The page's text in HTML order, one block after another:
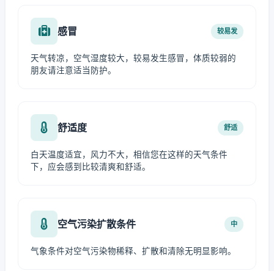
感冒 较易发
天气转凉，空气湿度较大，较易发生感冒，体质较弱的
朋友请注意适当防护。
舒适度 舒适
白天温度适宜，风力不大，相信您在这样的天气条件
下，应会感到比较清爽和舒适。
空气污染扩散条件 中
气象条件对空气污染物稀释、扩散和清除无明显影响。